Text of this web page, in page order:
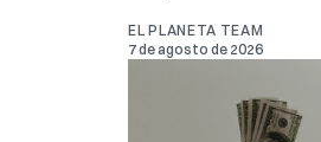
EL PLANETA TEAM
7 de agosto de 2026